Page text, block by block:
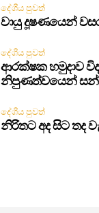
දේශීය පුවත්
වායු දූෂණයෙන්
දේශීය පුවත්
ආරක්ෂක හමුදාව
නිපුණත්වයෙන්
දේශීය පුවත්
නිරිතට අද සිට තද